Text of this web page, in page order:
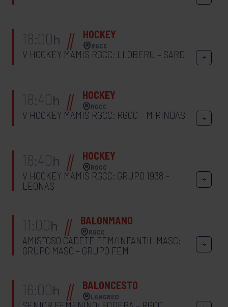
18:00h HOCKEY
RGCC
V HOCKEY MAMIS RGCC: LLOBERU – SARDI
18:40h HOCKEY
RGCC
V HOCKEY MAMIS RGCC: RGCC – MIRINDAS
18:40h HOCKEY
RGCC
V HOCKEY MAMIS RGCC: GRUPO 1938 –
LEONAS
11:00h BALONMANO
RGCC
AMISTOSO CADETE FEM/INFANTIL MASC:
GRUPO MASC – GRUPO FEM
16:00h BALONCESTO
LANGREO